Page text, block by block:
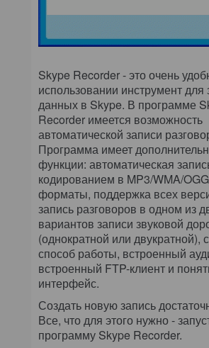
Skype Recorder - это очень
использовании инструмент для
данных в Skype. В программе
Recorder имеется возможность
автоматической записи
Программа имеет
функции: автоматическая
кодированием в MP3/WMA/
форматы, поддержка всех
запись разговоров в одном из
вариантов записи звуковой
(однократной или двукратной),
способ работы, встроенный
встроенный FTP-клиент и
интерфейс.
Создать новую запись
Все, что для этого нужно -
программу Skype Recorder.